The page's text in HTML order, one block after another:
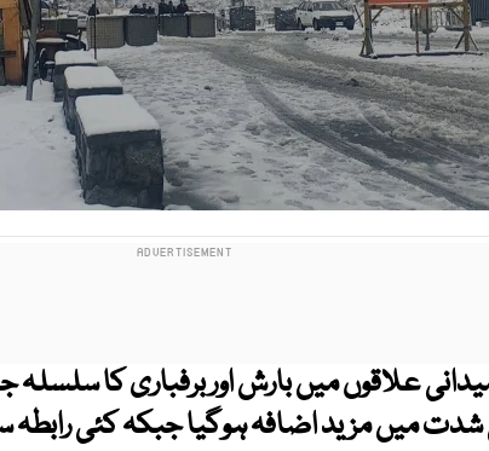
علاقوں میں بارش اور برفباری کا سلسلہ
میں مزید اضافہ ہوگیا جبکہ کئی رابطہ